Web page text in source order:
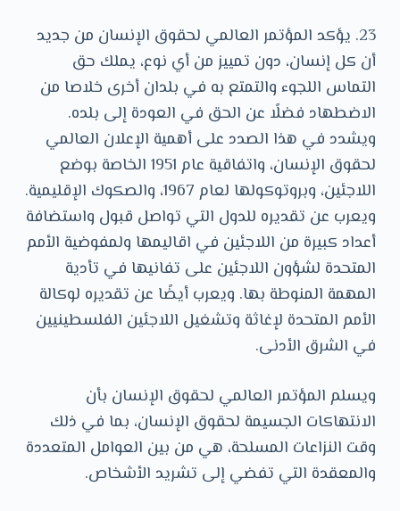
23. يؤكد المؤتمر العالمي لحقوق الإنسان من جديد
أن كل إنسان، دون تمييز من أي نوع، يملك حق
التماس اللجوء والتمتع به في بلدان أخرى خلاصا من
الاضطهاد فضلًا عن الحق في العودة إلى بلده.
ويشدد في هذا الصدد على أهمية الإعلان العالمي
لحقوق الإنسان، واتفاقية عام 1951 الخاصة بوضع
اللاجئين، وبروتوكولها لعام 1967، والصكوك الإقليمية.
ويعرب عن تقديره للدول التي تواصل قبول واستضافة
أعداد كبيرة من اللاجئين في اقاليمها ولمفوضية الأمم
المتحدة لشؤون اللاجئين على تفانيها في تأدية
المهمة المنوطة بها. ويعرب أيضًا عن تقديره لوكالة
الأمم المتحدة لإغاثة وتشغيل اللاجئين الفلسطينيين
في الشرق الأدنى.
ويسلم المؤتمر العالمي لحقوق الإنسان بأن
الانتهاكات الجسيمة لحقوق الإنسان، بما في ذلك
وقت النزاعات المسلحة، هي من بين العوامل المتعددة
والمعقدة التي تفضي إلى تشريد الأشخاص.